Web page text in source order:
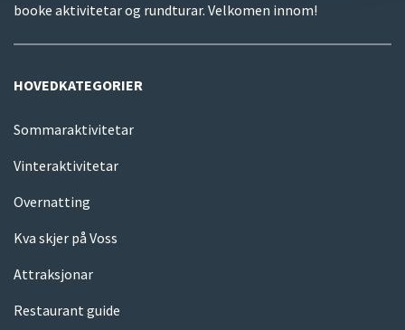
booke aktivitetar og rundturar. Velkomen innom!
HOVEDKATEGORIER
Sommaraktivitetar
Vinteraktivitetar
Overnatting
Kva skjer på Voss
Attraksjonar
Restaurant guide